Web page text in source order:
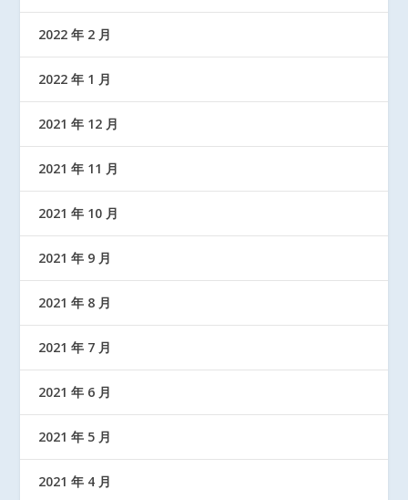
2022 年 2 月
2022 年 1 月
2021 年 12 月
2021 年 11 月
2021 年 10 月
2021 年 9 月
2021 年 8 月
2021 年 7 月
2021 年 6 月
2021 年 5 月
2021 年 4 月